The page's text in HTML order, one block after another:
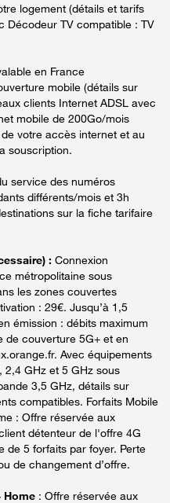
logement (détails et tarifs
Décodeur TV compatible : TV
en France
mobile (détails sur
clients Internet ADSL avec
mobile de 200Go/mois
votre accès internet et au
souscription.
service des numéros
différents/mois et 3h
sur la fiche tarifaire
: Connexion
métropolitaine sous
les zones couvertes
: 29€. Jusqu’à 1,5
émission : débits maximum
de couverture 5G+ et en
Avec équipements
2,4 GHz et 5 GHz sous
3,5 GHz, détails sur
compatibles. Forfaits Mobile
: Offre réservée aux
détenteur de l'offre 4G
de 5 forfaits par foyer. Perte
de changement d’offre.
Home : Offre réservée aux